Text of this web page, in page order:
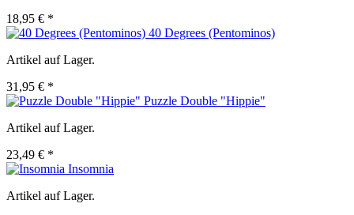
18,95 € *
40 Degrees (Pentominos)
Artikel auf Lager.
31,95 € *
Puzzle Double "Hippie"
Artikel auf Lager.
23,49 € *
Insomnia
Artikel auf Lager.